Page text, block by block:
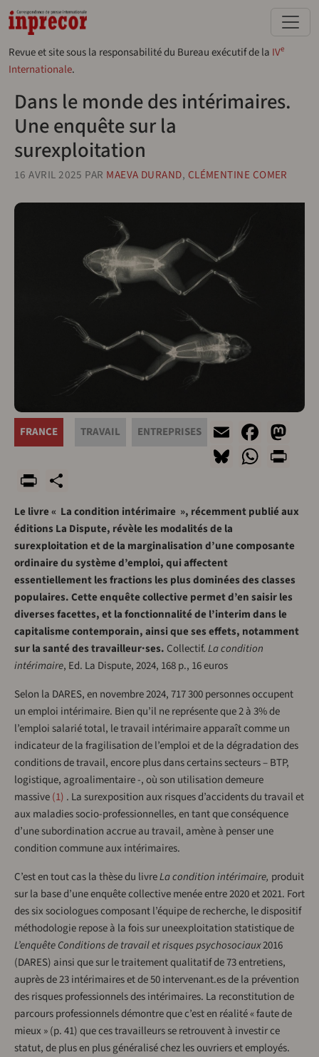
Aller au contenu principal
Revue et site sous la responsabilité du Bureau exécutif de la IVe
Internationale.
Dans le monde des intérimaires.
Une enquête sur la
surexploitation
16 AVRIL 2025 PAR MAEVA DURAND, CLÉMENTINE COMER
FRANCE TRAVAIL ENTREPRISES Email
Bluesky
PrintFriendly
Le livre « La condition intérimaire », récemment publié aux
éditions La Dispute, révèle les modalités de la
surexploitation et de la marginalisation d’une composante
ordinaire du système d’emploi, qui affectent
essentiellement les fractions les plus dominées des classes
populaires. Cette enquête collective permet d’en saisir les
diverses facettes, et la fonctionnalité de l’interim dans le
capitalisme contemporain, ainsi que ses effets, notamment
sur la santé des travailleur·ses. Collectif.La condition
intérimaire, Ed. La Dispute, 2024, 168 p., 16 euros
Selon la DARES, en novembre 2024, 717 300 personnes occupent
un emploi intérimaire. Bien qu’il ne représente que 2 à 3% de
l’emploi salarié total, le travail intérimaire apparaît comme un
indicateur de la fragilisation de l’emploi et de la dégradation des
conditions de travail, encore plus dans certains secteurs – BTP,
logistique, agroalimentaire -, où son utilisation demeure
massive 1 . La surexposition aux risques d’accidents du travail et
aux maladies socio-professionnelles, en tant que conséquence
d’une subordination accrue au travail, amène à penser une
condition commune aux intérimaires.
C’est en tout cas la thèse du livreLa condition intérimaire, produit
sur la base d’une enquête collective menée entre 2020 et 2021. Fort
des six sociologues composant l’équipe de recherche, le dispositif
méthodologie repose à la fois sur uneexploitation statistique de
L’enquête Conditions de travail et risques psychosociaux2016
(DARES) ainsi que sur le traitement qualitatif de 73 entretiens,
auprès de 23 intérimaires et de 50 intervenant.es de la prévention
des risques professionnels des intérimaires. La reconstitution de
parcours professionnels démontre que c’est en réalité « faute de
mieux » (p. 41) que ces travailleurs se retrouvent à investir ce
statut, de plus en plus généralisé chez les ouvriers et employés.